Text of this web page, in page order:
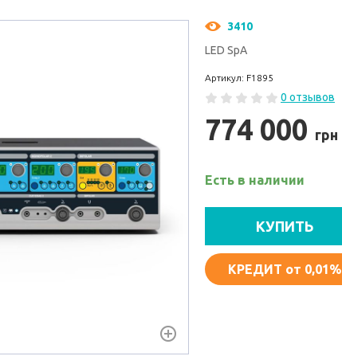
3410
LED SpA
Артикул: F1895
0 отзывов
774 000 грн
Есть в наличии
КУПИТЬ
КРЕДИТ от 0,01%